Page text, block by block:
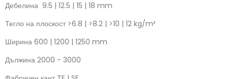
Дебелина 9.5 | 12.5 | 15 | 18 mm
Тегло на плоскост >6.8 | >8.2 | >10 | 12 kg/m²
Ширина 600 | 1200 | 1250 mm
Дължина 2000 - 3000